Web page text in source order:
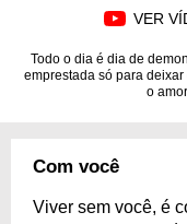
VER
Todo o dia é dia de
emprestada só para
o
Com você
Viver sem você, é